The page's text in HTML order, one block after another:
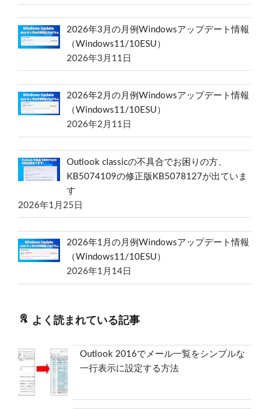
2026年3月の月例Windowsアップデート情報
（Windows11/10ESU）
2026年3月11日
2026年2月の月例Windowsアップデート情報
（Windows11/10ESU）
2026年2月11日
Outlook classicの不具合でお困りの方、
KB5074109の修正版KB5078127が出ていま
す
2026年1月25日
2026年1月の月例Windowsアップデート情報
（Windows11/10ESU）
2026年1月14日
よく読まれている記事
Outlook 2016でメール一覧をシンプルな
一行表示に設定する方法